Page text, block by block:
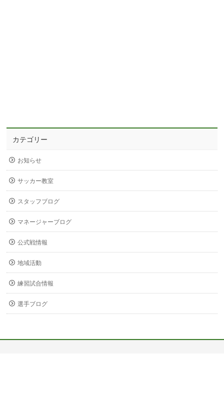
カテゴリー
お知らせ
サッカー教室
スタッフブログ
マネージャーブログ
公式戦情報
地域活動
練習試合情報
選手ブログ